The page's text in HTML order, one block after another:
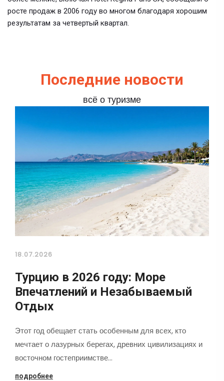
росте продаж в 2006 году во многом благодаря хорошим
результатам за четвертый квартал.
Последние новости
всё о туризме
18.07.2026
Турцию в 2026 году: Море
Впечатлений и Незабываемый
Отдых
Этот год обещает стать особенным для всех, кто
мечтает о лазурных берегах, древних цивилизациях и
восточном гостеприимстве…
подробнее